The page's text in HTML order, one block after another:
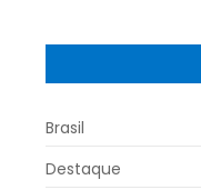
Brasil
Destaque